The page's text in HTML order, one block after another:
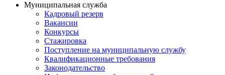
Муниципальная служба
Кадровый резерв
Вакансии
Конкурсы
Стажировка
Поступление на муниципальную службу
Квалификационные требования
Законодательство